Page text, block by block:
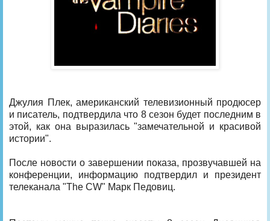
Джулия Плек, американский телевизионный продюсер
и писатель, подтвердила что 8 сезон будет последним в
этой, как она выразилась "замечательной и красивой
истории".
После новости о завершении показа, прозвучавшей на
конференции, информацию подтвердил и президент
телеканала "The CW" Марк Педовиц.